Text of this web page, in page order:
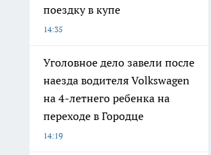
поездку в купе
14:35
Уголовное дело завели после
наезда водителя Volkswagen
на 4-летнего ребенка на
переходе в Городце
14:19